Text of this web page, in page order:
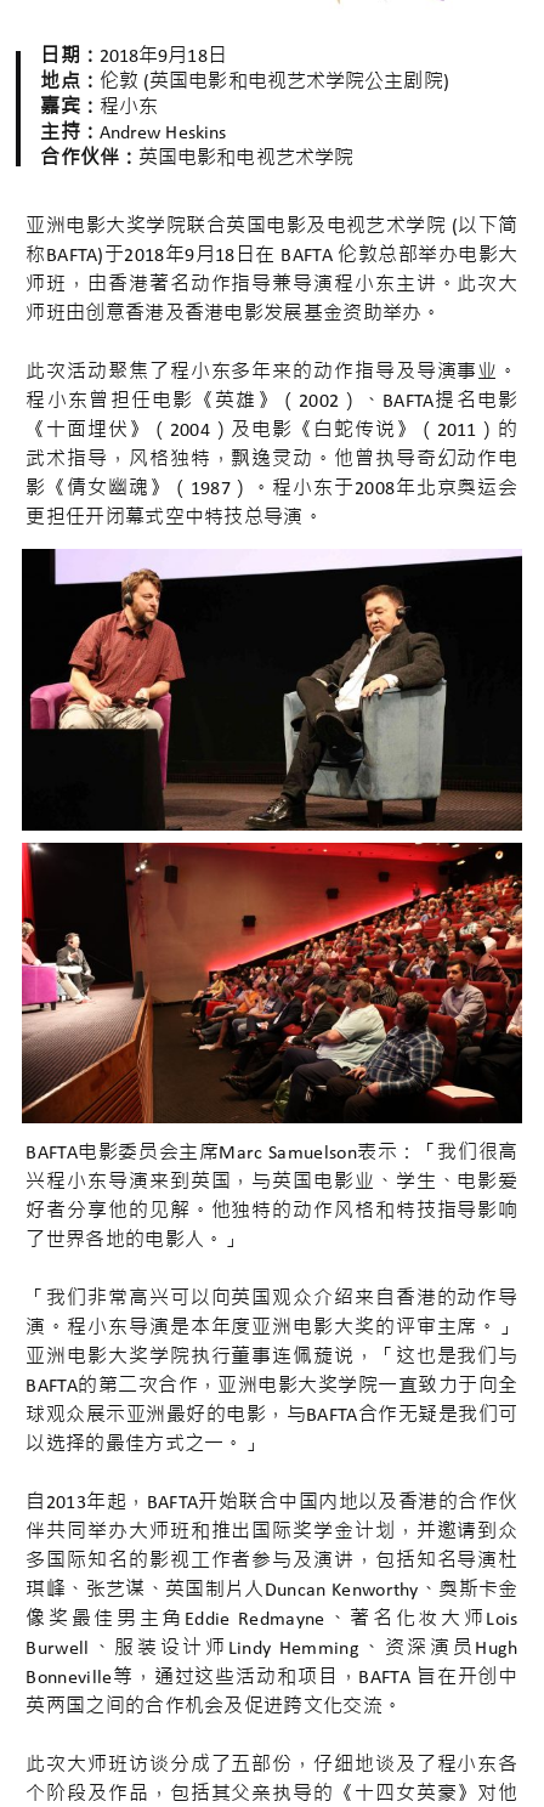
日期： 2018年9月18日
地点： 伦敦 (英国电影和电视艺术学院公主剧院)
嘉宾： 程小东
主持： Andrew Heskins
合作伙伴： 英国电影和电视艺术学院
亚洲电影大奖学院联合英国电影及电视艺术学院 (以下简
称BAFTA)于2018年9月18日在 BAFTA 伦敦总部举办电影大
师班，由香港著名动作指导兼导演程小东主讲。此次大
师班由创意香港及香港电影发展基金资助举办。
此次活动聚焦了程小东多年来的动作指导及导演事业。
程小东曾担任电影《英雄》（2002）、BAFTA提名电影
《十面埋伏》（2004）及电影《白蛇传说》（2011）的
武术指导，风格独特，飘逸灵动。他曾执导奇幻动作电
影《倩女幽魂》（1987）。程小东于2008年北京奥运会
更担任开闭幕式空中特技总导演。
BAFTA电影委员会主席Marc Samuelson表示：「我们很高
兴程小东导演来到英国，与英国电影业、学生、电影爱
好者分享他的见解。他独特的动作风格和特技指导影响
了世界各地的电影人。」
「我们非常高兴可以向英国观众介绍来自香港的动作导
演。程小东导演是本年度亚洲电影大奖的评审主席。」
亚洲电影大奖学院执行董事连佩蔙说，「这也是我们与
BAFTA的第二次合作，亚洲电影大奖学院一直致力于向全
球观众展示亚洲最好的电影，与BAFTA合作无疑是我们可
以选择的最佳方式之一。」
自2013年起，BAFTA开始联合中国内地以及香港的合作伙
伴共同举办大师班和推出国际奖学金计划，并邀请到众
多国际知名的影视工作者参与及演讲，包括知名导演杜
琪峰、张艺谋、英国制片人Duncan Kenworthy、奥斯卡金
像奖最佳男主角Eddie Redmayne、著名化妆大师Lois
Burwell、服装设计师Lindy Hemming、资深演员Hugh
Bonneville等，通过这些活动和项目，BAFTA 旨在开创中
英两国之间的合作机会及促进跨文化交流。
此次大师班访谈分成了五部份，仔细地谈及了程小东各
个阶段及作品，包括其父亲执导的《十四女英豪》对他